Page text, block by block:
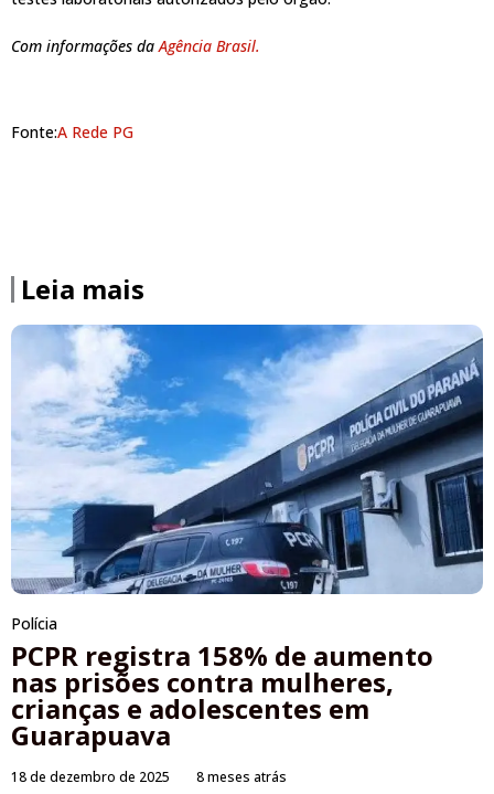
Com informações da Agência Brasil.
Fonte:A Rede PG
Leia mais
Polícia
PCPR registra 158% de aumento
nas prisões contra mulheres,
crianças e adolescentes em
Guarapuava
18 de dezembro de 2025 8 meses atrás